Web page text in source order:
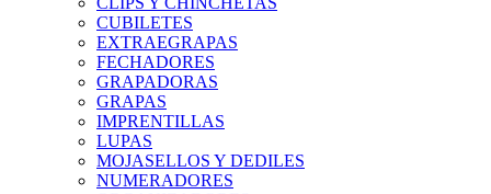
CUBILETES
EXTRAEGRAPAS
FECHADORES
GRAPADORAS
GRAPAS
IMPRENTILLAS
LUPAS
MOJASELLOS Y DEDILES
NUMERADORES